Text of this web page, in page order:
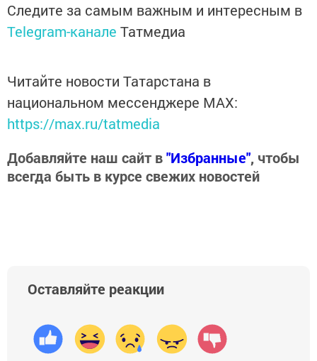
Следите за самым важным и интересным в
Telegram-канале Татмедиа
Читайте новости Татарстана в
национальном мессенджере MАХ:
https://max.ru/tatmedia
Добавляйте наш сайт в"Избранные", чтобы
всегда быть в курсе свежих новостей
Оставляйте реакции